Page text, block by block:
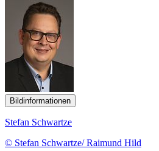
Bildinformationen
Stefan Schwartze
© Stefan Schwartze/ Raimund Hild